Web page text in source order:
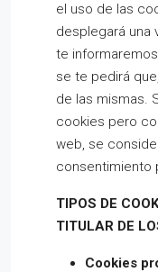
el uso de las
desplegará una
te
se te pedirá
de las mismas.
cookies pero
web, se
consentimiento
TIPOS DE
TITULAR DE
Cookies